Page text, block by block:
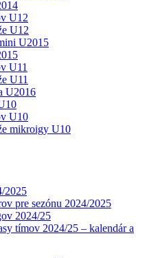
U12
U12
U2015
U11
U11
U2016
U10
mikroigy U10
2025
pre sezónu 2024/2025
2024/25
tímov 2024/25 – kalendár a